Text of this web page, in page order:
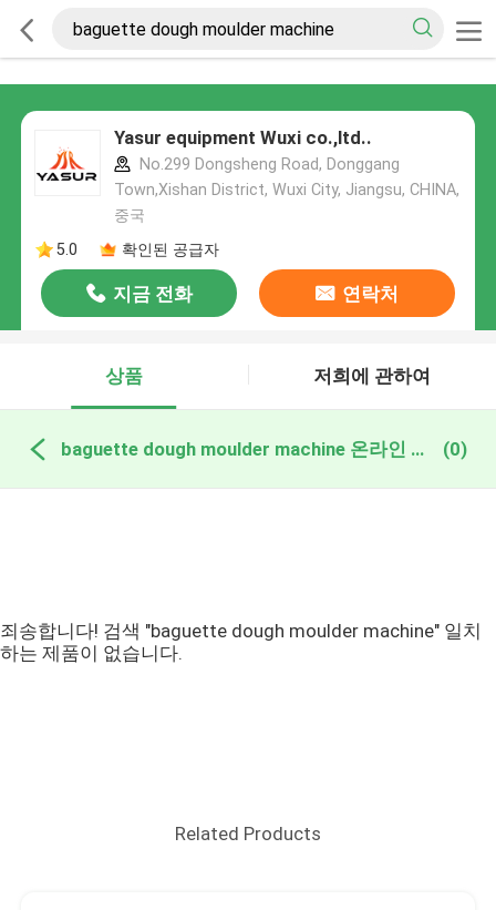
Yasur equipment Wuxi co.,ltd..
No.299 Dongsheng Road, Donggang
Town,Xishan District, Wuxi City, Jiangsu, CHINA,
중국
5.0
확인된 공급자
지금 전화 연락처
상품 저희에 관하여
baguette dough moulder machine 온라인 제조 (0)
죄송합니다! 검색 "baguette dough moulder machine" 일치
하는 제품이 없습니다.
Related Products